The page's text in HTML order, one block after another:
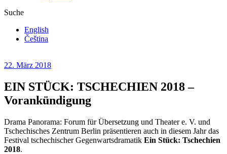
Suche
English
Čeština
22. März 2018
EIN STÜCK: TSCHECHIEN 2018 –
Vorankündigung
Drama Panorama: Forum für Übersetzung und Theater e. V. und
Tschechisches Zentrum Berlin präsentieren auch in diesem Jahr das
Festival tschechischer Gegenwartsdramatik Ein Stück: Tschechien
2018.